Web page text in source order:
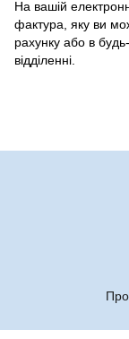
На вашій
фактура, яку ви
рахунку або в
відділенні.